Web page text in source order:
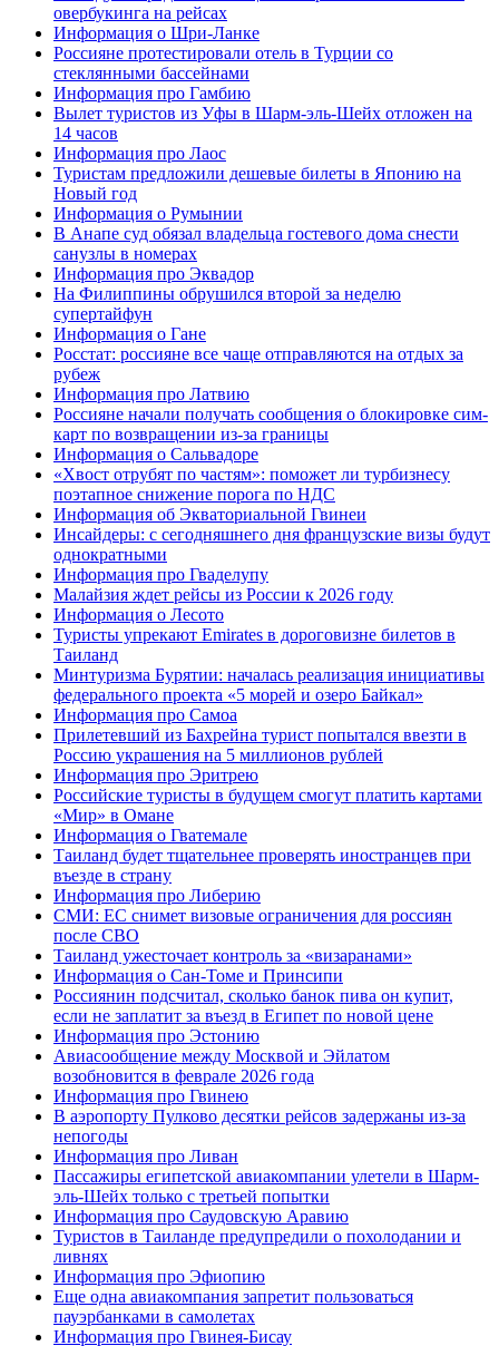
овербукинга на рейсах
Информация о Шри-Ланке
Россияне протестировали отель в Турции со
стеклянными бассейнами
Информация про Гамбию
Вылет туристов из Уфы в Шарм-эль-Шейх отложен на
14 часов
Информация про Лаос
Туристам предложили дешевые билеты в Японию на
Новый год
Информация о Румынии
В Анапе суд обязал владельца гостевого дома снести
санузлы в номерах
Информация про Эквадор
На Филиппины обрушился второй за неделю
супертайфун
Информация о Гане
Росстат: россияне все чаще отправляются на отдых за
рубеж
Информация про Латвию
Россияне начали получать сообщения о блокировке сим-
карт по возвращении из-за границы
Информация о Сальвадоре
«Хвост отрубят по частям»: поможет ли турбизнесу
поэтапное снижение порога по НДС
Информация об Экваториальной Гвинеи
Инсайдеры: с сегодняшнего дня французские визы будут
однократными
Информация про Гваделупу
Малайзия ждет рейсы из России к 2026 году
Информация о Лесото
Туристы упрекают Emirates в дороговизне билетов в
Таиланд
Минтуризма Бурятии: началась реализация инициативы
федерального проекта «5 морей и озеро Байкал»
Информация про Самоа
Прилетевший из Бахрейна турист попытался ввезти в
Россию украшения на 5 миллионов рублей
Информация про Эритрею
Российские туристы в будущем смогут платить картами
«Мир» в Омане
Информация о Гватемале
Таиланд будет тщательнее проверять иностранцев при
въезде в страну
Информация про Либерию
СМИ: ЕС снимет визовые ограничения для россиян
после СВО
Таиланд ужесточает контроль за «визаранами»
Информация о Сан-Томе и Принсипи
Россиянин подсчитал, сколько банок пива он купит,
если не заплатит за въезд в Египет по новой цене
Информация про Эстонию
Авиасообщение между Москвой и Эйлатом
возобновится в феврале 2026 года
Информация про Гвинею
В аэропорту Пулково десятки рейсов задержаны из-за
непогоды
Информация про Ливан
Пассажиры египетской авиакомпании улетели в Шарм-
эль-Шейх только с третьей попытки
Информация про Саудовскую Аравию
Туристов в Таиланде предупредили о похолодании и
ливнях
Информация про Эфиопию
Еще одна авиакомпания запретит пользоваться
пауэрбанками в самолетах
Информация про Гвинея-Бисау